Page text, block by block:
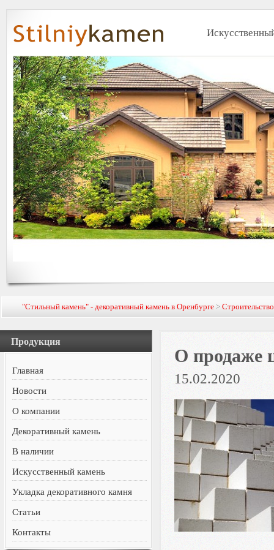
"Стильный камень" - декоративный камень в Оренбурге >Строительство
Продукция
Главная
Новости
О компании
Декоративный камень
В наличии
Искусственный камень
Укладка декоративного камня
Статьи
Контакты
О продаже
15.02.2020